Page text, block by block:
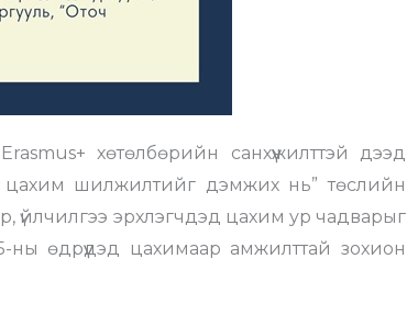
хөтөлбөрийн санхүүжилттэй дээд
цахим шилжилтийг дэмжих нь” төслийн
үйлчилгээ эрхлэгчдэд цахим ур чадварыг
ны өдрүүдэд цахимаар амжилттай зохион